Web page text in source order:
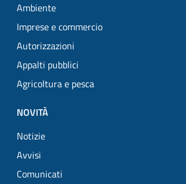
Ambiente
Imprese e commercio
Autorizzazioni
Appalti pubblici
Agricoltura e pesca
NOVITÀ
Notizie
Avvisi
Comunicati